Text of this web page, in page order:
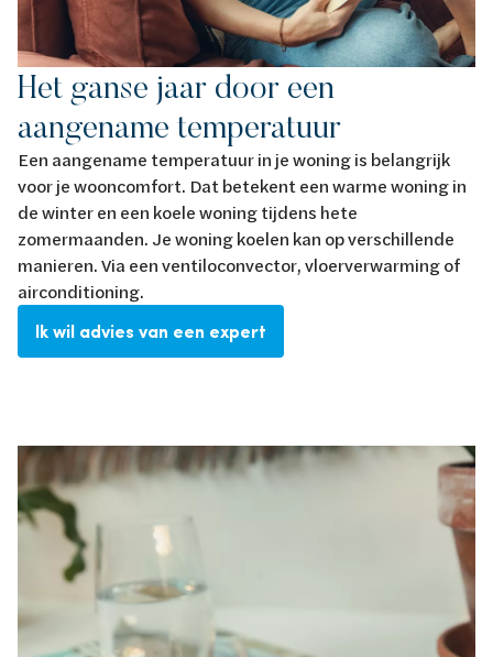
Het ganse jaar door een
aangename temperatuur
Een aangename temperatuur in je woning is belangrijk
voor je wooncomfort. Dat betekent een warme woning in
de winter en een koele woning tijdens hete
zomermaanden. Je woning koelen kan op verschillende
manieren. Via een ventiloconvector, vloerverwarming of
airconditioning.
Ik wil advies van een expert